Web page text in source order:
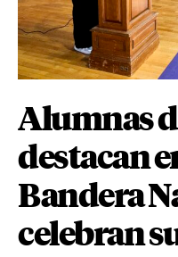
Alumnas
destacan
Bandera
celebran